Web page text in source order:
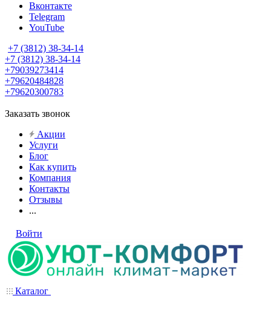
Вконтакте
Telegram
YouTube
+7 (3812) 38-34-14
+7 (3812) 38-34-14
+79039273414
+79620484828
+79620300783
Заказать звонок
Акции
Услуги
Блог
Как купить
Компания
Контакты
Отзывы
...
Войти
Каталог